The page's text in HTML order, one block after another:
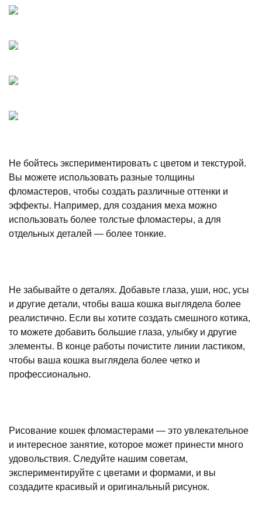
Не бойтесь экспериментировать с цветом и текстурой.
Вы можете использовать разные толщины
фломастеров, чтобы создать различные оттенки и
эффекты. Например, для создания меха можно
использовать более толстые фломастеры, а для
отдельных деталей — более тонкие.
Не забывайте о деталях. Добавьте глаза, уши, нос, усы
и другие детали, чтобы ваша кошка выглядела более
реалистично. Если вы хотите создать смешного котика,
то можете добавить большие глаза, улыбку и другие
элементы. В конце работы почистите линии ластиком,
чтобы ваша кошка выглядела более четко и
профессионально.
Рисование кошек фломастерами — это увлекательное
и интересное занятие, которое может принести много
удовольствия. Следуйте нашим советам,
экспериментируйте с цветами и формами, и вы
создадите красивый и оригинальный рисунок.